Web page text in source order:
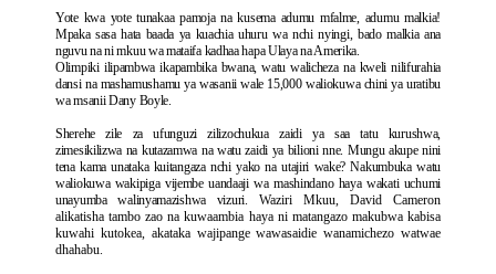
Yote kwa yote tunakaa pamoja na kusema adumu mfalme, adumu malkia!
Mpaka sasa hata baada ya kuachia uhuru wa nchi nyingi, bado malkia ana
nguvu na ni mkuu wa mataifa kadhaa hapa Ulaya na Amerika.
Olimpiki ilipambwa ikapambika bwana, watu walicheza na kweli nilifurahia
dansi na mashamushamu ya wasanii wale 15,000 waliokuwa chini ya uratibu
wa msanii Dany Boyle.
Sherehe zile za ufunguzi zilizochukua zaidi ya saa tatu kurushwa,
zimesikilizwa na kutazamwa na watu zaidi ya bilioni nne. Mungu akupe nini
tena kama unataka kuitangaza nchi yako na utajiri wake? Nakumbuka watu
waliokuwa wakipiga vijembe uandaaji wa mashindano haya wakati uchumi
unayumba walinyamazishwa vizuri. Waziri Mkuu, David Cameron
alikatisha tambo zao na kuwaambia haya ni matangazo makubwa kabisa
kuwahi kutokea, akataka wajipange wawasaidie wanamichezo watwae
dhahabu.